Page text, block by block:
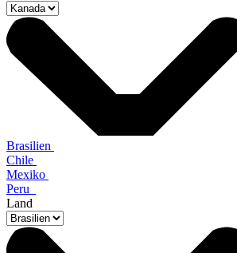
Brasilien
Chile
Mexiko
Peru
Land